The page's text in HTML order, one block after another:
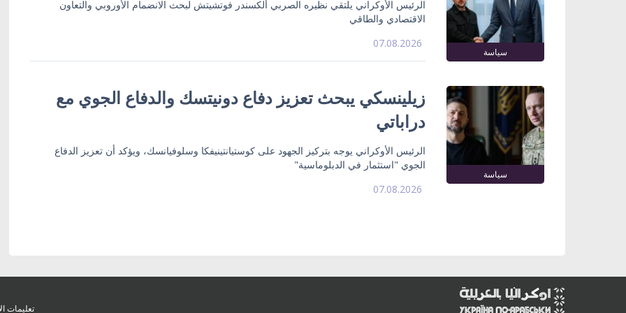
سياسة
الرئيس الأوكراني يلتقي نظيره الصربي ألكسندر فوتشيتش لبحث الانضمام الأوروبي والتعاون
الاقتصادي والطاقي
07.08.2026
سياسة
زيلينسكي يبحث تعزيز دفاع دونيتسك والدفاع الجوي مع
دراباتي
الرئيس الأوكراني يوجه بتركيز الجهود على كوستيانتينيفكا وسلوفيانسك، ويؤكد أن تعزيز الدفاع
الجوي "استثمار في الدبلوماسية"
07.08.2026
تعليمات